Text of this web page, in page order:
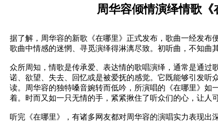
周华容倾情演绎情歌
据了解，周华容的新歌《在哪里》正式发布，歌曲一经发
歌曲中情感的迷惘、寻觅演绎得淋漓尽致。初听曲，不知
众所周知，情歌是传承爱、表达情的歌唱演绎，通常是通
诺、欲望、失去、回忆或是被爱抚的感觉。它既能够引发
读。周华容的独特嗓音婉转而低吟，所演唱的《在哪里》
着。时而又如一只无情的手，紧紧揪住了听众们的心，让
听完《在哪里》，有诸多网友都对周华容的演唱实力表现